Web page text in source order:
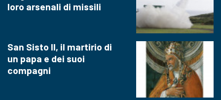
loro arsenali di missili
San Sisto II, il martirio di
un papa e dei suoi
compagni